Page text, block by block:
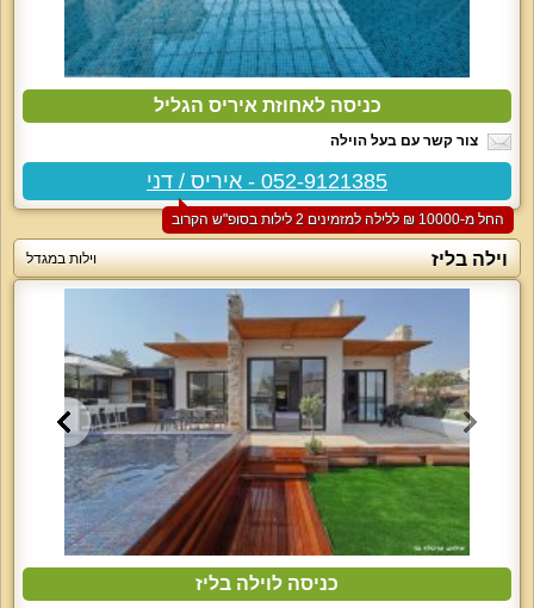
כניסה לאחוזת איריס הגליל
צור קשר עם בעל הוילה
052-9121385 - איריס / דני
החל מ-‏10000 ₪ ללילה למזמינים 2 לילות בסופ"ש הקרוב
וילה בליז וילות במגדל
כניסה לוילה בליז